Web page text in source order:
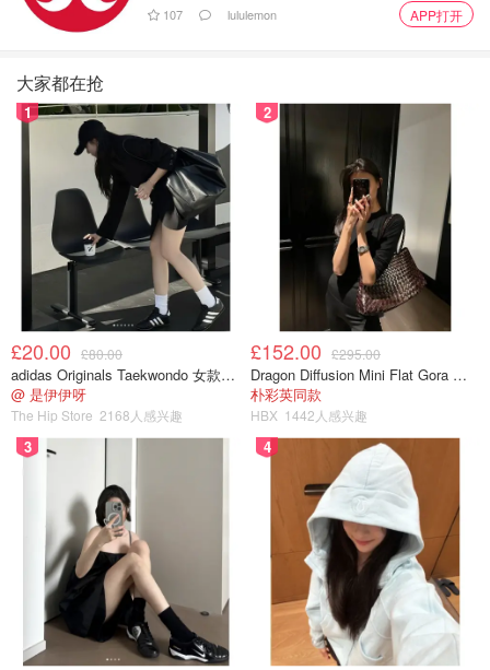
107 lululemon APP打开
大家都在抢
1
£20.00 £80.00
adidas Originals Taekwondo 女款黑色运动鞋
@ 是伊伊呀
The Hip Store 2168人感兴趣
2
£152.00 £295.00
Dragon Diffusion Mini Flat Gora 深棕色手提包
朴彩英同款
HBX 1442人感兴趣
3 4